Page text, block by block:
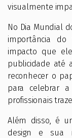
visualmente
No Dia Mundial
importância
impacto que
publicidade até
reconhecer o
para celebrar
profissionais
Além disso, é
design e sua